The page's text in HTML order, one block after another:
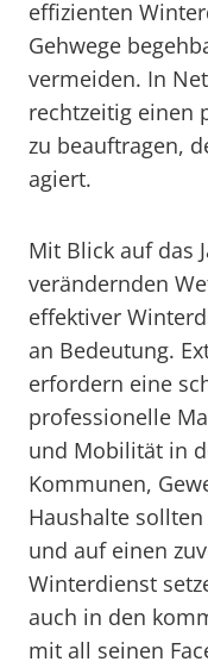
effizienten
Gehwege
vermeiden. In
rechtzeitig einen
zu beauftragen,
agiert.
Mit Blick auf das
verändernden
effektiver
an Bedeutung.
erfordern eine
professionelle
und Mobilität in
Kommunen,
Haushalte
und auf einen
Winterdienst
auch in den
mit all seinen